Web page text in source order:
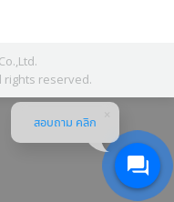
rights reserved.
สอบถาม คลิก